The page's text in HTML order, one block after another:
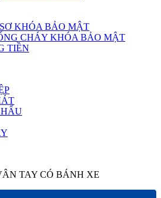
KHÓA BẢO MẬT
CHÁY KHÓA BẢO MẬT
TIỀN
TAY CÓ BÁNH XE